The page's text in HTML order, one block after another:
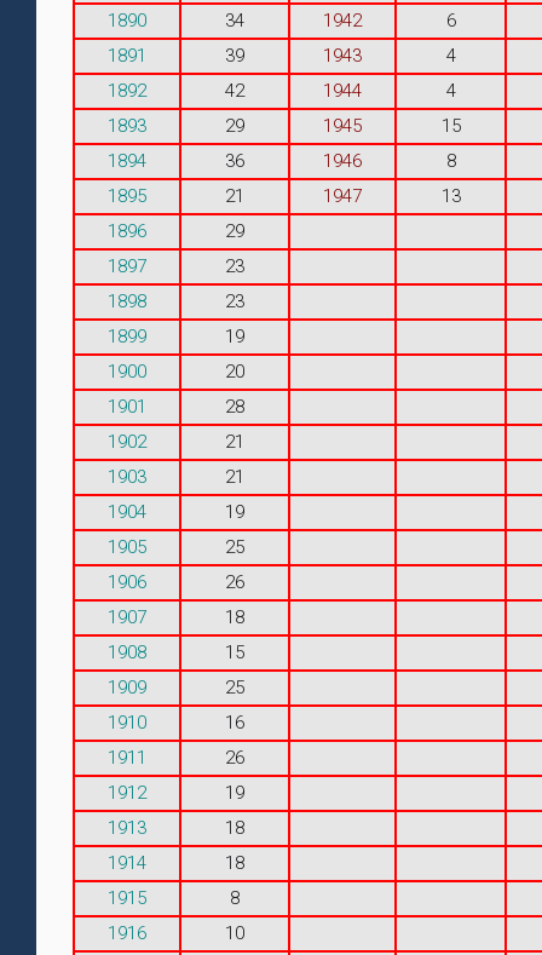
1890
34 1942
6
1891
39 1943
4
1892
42 1944
4
1893
29 1945
15
1894
36 1946
8
1895
21 1947
13
1896
29
1897
23
1898
23
1899
19
1900
20
1901
28
1902
21
1903
21
1904
19
1905
25
1906
26
1907
18
1908
15
1909
25
1910
16
1911
26
1912
19
1913
18
1914
18
1915
8
1916
10